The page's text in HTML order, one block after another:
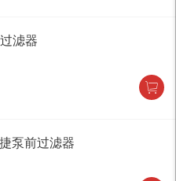
滤器
泵前过滤器